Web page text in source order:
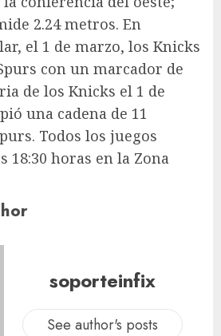
2.24 metros. En
el 1 de marzo, los Knicks
con un marcador de
de los Knicks el 1 de
una cadena de 11
Todos los juegos
18:30 horas en la Zona
soporteinfix
See author's posts